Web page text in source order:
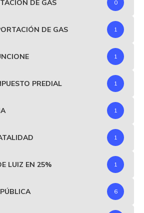
DE GAS 0
DE GAS 1
1
PREDIAL 1
1
1
LUIZ EN 25% 1
6